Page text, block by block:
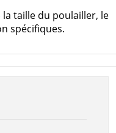
taille du poulailler, le
spécifiques.